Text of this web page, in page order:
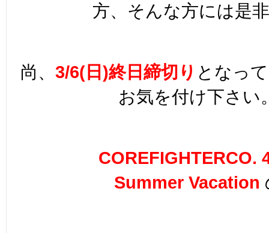
方、そんな方には是
尚、 3/6(日)終日締切り となっ
お気を付け下さい
COREFIGHTERCO.
Summer Vacation